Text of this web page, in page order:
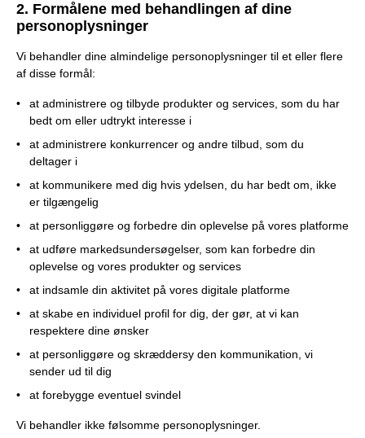
2. Formålene med behandlingen af dine
personoplysninger
Vi behandler dine almindelige personoplysninger til et eller flere
af disse formål:
at administrere og tilbyde produkter og services, som du har
bedt om eller udtrykt interesse i
at administrere konkurrencer og andre tilbud, som du
deltager i
at kommunikere med dig hvis ydelsen, du har bedt om, ikke
er tilgængelig
at personliggøre og forbedre din oplevelse på vores platforme
at udføre markedsundersøgelser, som kan forbedre din
oplevelse og vores produkter og services
at indsamle din aktivitet på vores digitale platforme
at skabe en individuel profil for dig, der gør, at vi kan
respektere dine ønsker
at personliggøre og skræddersy den kommunikation, vi
sender ud til dig
at forebygge eventuel svindel
Vi behandler ikke følsomme personoplysninger.